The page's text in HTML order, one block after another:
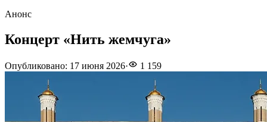
Анонс
Концерт «Нить жемчуга»
Опубликовано: 17 июня 2026· 1 159